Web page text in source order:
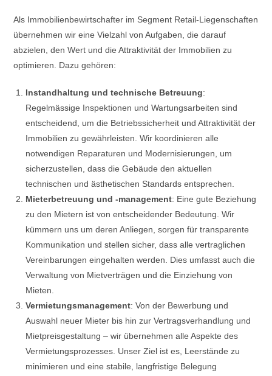
Als Immobilienbewirtschafter im Segment Retail-Liegenschaften
übernehmen wir eine Vielzahl von Aufgaben, die darauf
abzielen, den Wert und die Attraktivität der Immobilien zu
optimieren. Dazu gehören:
Instandhaltung und technische Betreuung:
Regelmässige Inspektionen und Wartungsarbeiten sind
entscheidend, um die Betriebssicherheit und Attraktivität der
Immobilien zu gewährleisten. Wir koordinieren alle
notwendigen Reparaturen und Modernisierungen, um
sicherzustellen, dass die Gebäude den aktuellen
technischen und ästhetischen Standards entsprechen.
Mieterbetreuung und -management: Eine gute Beziehung
zu den Mietern ist von entscheidender Bedeutung. Wir
kümmern uns um deren Anliegen, sorgen für transparente
Kommunikation und stellen sicher, dass alle vertraglichen
Vereinbarungen eingehalten werden. Dies umfasst auch die
Verwaltung von Mietverträgen und die Einziehung von
Mieten.
Vermietungsmanagement: Von der Bewerbung und
Auswahl neuer Mieter bis hin zur Vertragsverhandlung und
Mietpreisgestaltung – wir übernehmen alle Aspekte des
Vermietungsprozesses. Unser Ziel ist es, Leerstände zu
minimieren und eine stabile, langfristige Belegung